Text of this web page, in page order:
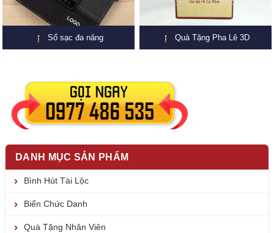
Sổ sạc đa năng Quà Tặng Pha Lê 3D
DANH MỤC SẢN PHẨM
Bình Hút Tài Lộc
Biển Chức Danh
Quà Tặng Nhân Viên